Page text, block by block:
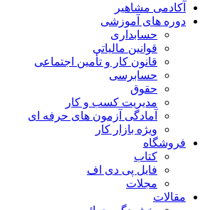
آکادمی مشاهیر
دوره های آموزشی
حسابداری
قوانین مالیاتی
قانون کار و تأمین اجتماعی
حسابرسی
حقوق
مدیریت کسب و کار
آمادگی آزمون های حرفه ای
ویژه بازار کار
فروشگاه
کتاب
فایل پی دی اف
مجلات
مقالات